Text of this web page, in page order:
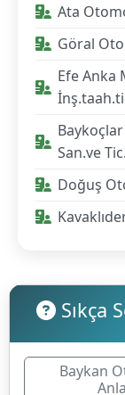
Ata
Göral
Efe Anka
San.ve
Doğuş
Sıkça
Baykan